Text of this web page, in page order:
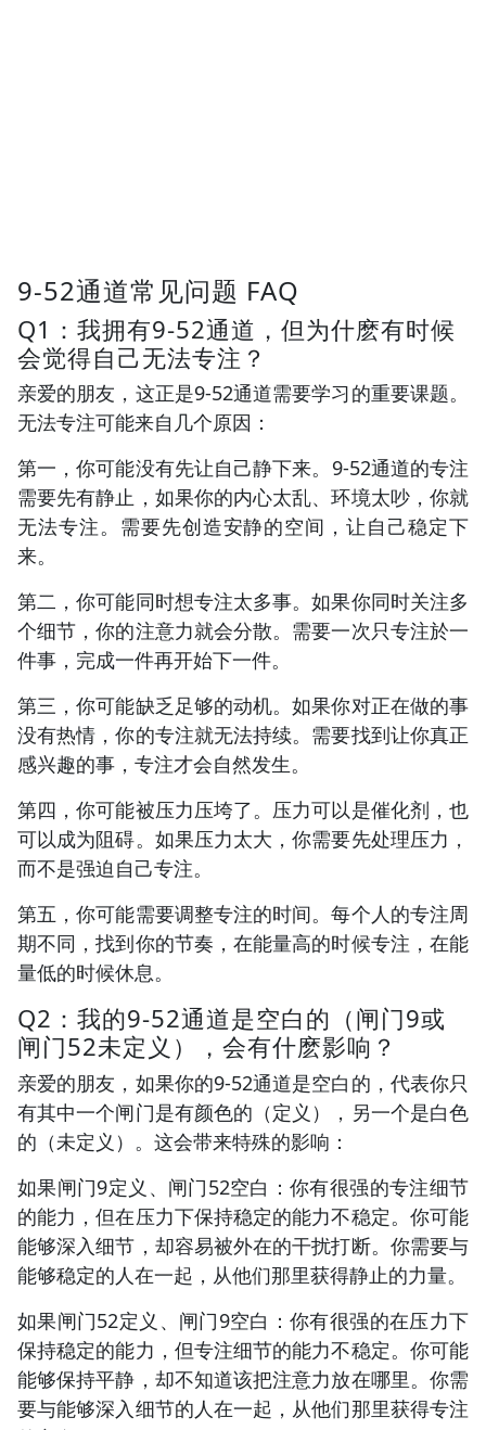
9-52通道常见问题 FAQ
Q1：我拥有9-52通道，但为什麽有时候
会觉得自己无法专注？
亲爱的朋友，这正是9-52通道需要学习的重要课题。
无法专注可能来自几个原因：
第一，你可能没有先让自己静下来。9-52通道的专注
需要先有静止，如果你的内心太乱、环境太吵，你就
无法专注。需要先创造安静的空间，让自己稳定下
来。
第二，你可能同时想专注太多事。如果你同时关注多
个细节，你的注意力就会分散。需要一次只专注於一
件事，完成一件再开始下一件。
第三，你可能缺乏足够的动机。如果你对正在做的事
没有热情，你的专注就无法持续。需要找到让你真正
感兴趣的事，专注才会自然发生。
第四，你可能被压力压垮了。压力可以是催化剂，也
可以成为阻碍。如果压力太大，你需要先处理压力，
而不是强迫自己专注。
第五，你可能需要调整专注的时间。每个人的专注周
期不同，找到你的节奏，在能量高的时候专注，在能
量低的时候休息。
Q2：我的9-52通道是空白的（闸门9或
闸门52未定义），会有什麽影响？
亲爱的朋友，如果你的9-52通道是空白的，代表你只
有其中一个闸门是有颜色的（定义），另一个是白色
的（未定义）。这会带来特殊的影响：
如果闸门9定义、闸门52空白：你有很强的专注细节
的能力，但在压力下保持稳定的能力不稳定。你可能
能够深入细节，却容易被外在的干扰打断。你需要与
能够稳定的人在一起，从他们那里获得静止的力量。
如果闸门52定义、闸门9空白：你有很强的在压力下
保持稳定的能力，但专注细节的能力不稳定。你可能
能够保持平静，却不知道该把注意力放在哪里。你需
要与能够深入细节的人在一起，从他们那里获得专注